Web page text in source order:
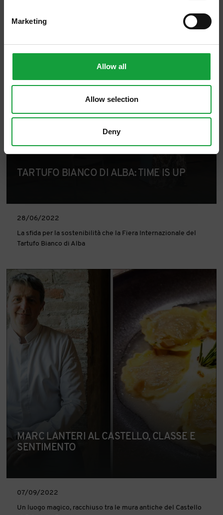
Marketing
Allow all
Allow selection
Deny
TARTUFO BIANCO DI ALBA: TIME IS UP
28/06/2022
La sfida per la sostenibilità che la Fiera Internazionale del
Tartufo Bianco di Alba
MARC LANTERI AL CASTELLO, CLASSE E
SENTIMENTO
07/09/2022
Un luogo magico, racchiuso tra le mura antiche del Castello